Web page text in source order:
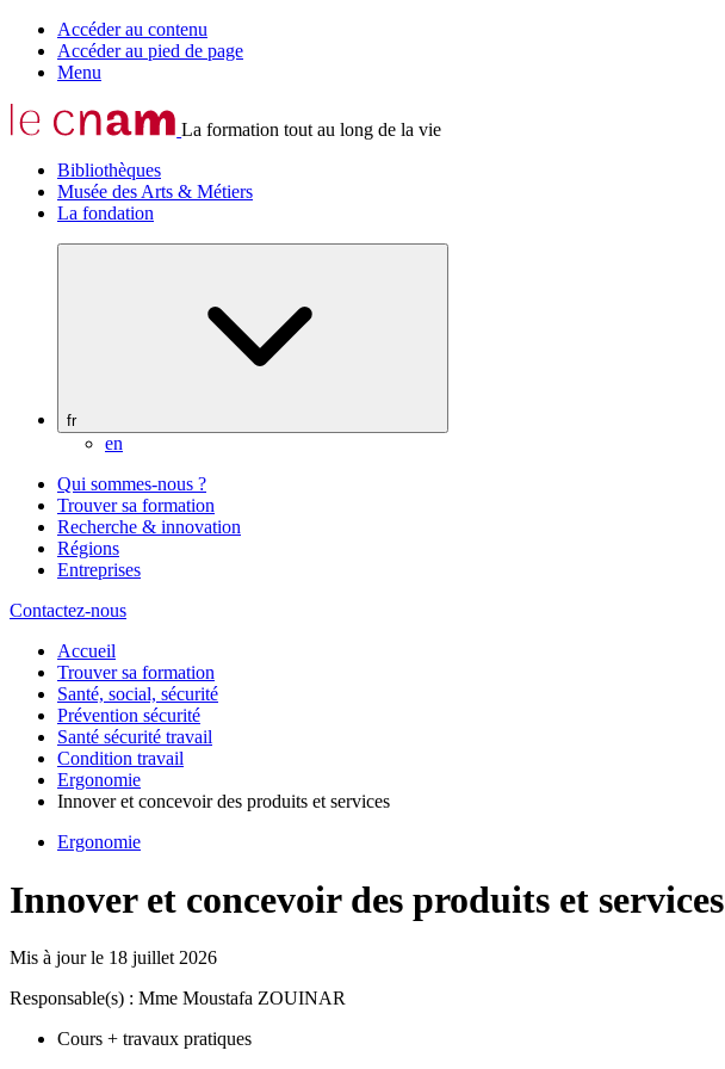
Accéder au contenu
Accéder au pied de page
Menu
La formation tout au long de la vie
Bibliothèques
Musée des Arts & Métiers
La fondation
fr
en
Qui sommes-nous ?
Trouver sa formation
Recherche & innovation
Régions
Entreprises
Contactez-nous
Accueil
Trouver sa formation
Santé, social, sécurité
Prévention sécurité
Santé sécurité travail
Condition travail
Ergonomie
Innover et concevoir des produits et services
Ergonomie
Innover et concevoir des produits et services
Mis à jour le 18 juillet 2026
Responsable(s) : Mme Moustafa ZOUINAR
Cours + travaux pratiques